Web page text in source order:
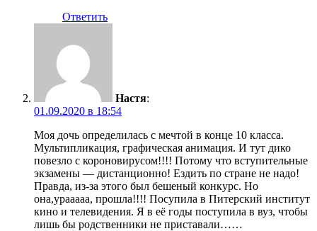
Ответить
Настя:
01.09.2020 в 18:54
Моя дочь определилась с мечтой в конце 10 класса.
Мультипликация, графическая анимация. И тут дико
повезло с короновирусом!!!! Потому что вступительные
экзамены — дистанционно! Ездить по стране не надо!
Правда, из-за этого был бешеный конкурс. Но
она,урааааа, прошла!!!! Посупила в Питерский институт
кино и телевидения. Я в её годы поступила в вуз, чтобы
лишь бы родственники не приставали……